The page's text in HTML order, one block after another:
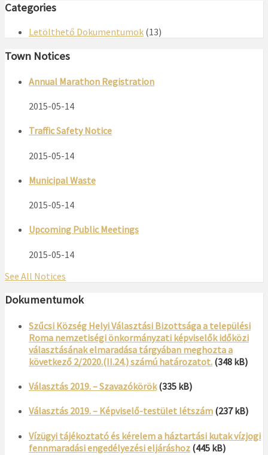
Categories
Letölthető Dokumentumok (13)
Town Notices
Annual Marathon Registration
2015-05-14
Traffic Safety Notice
2015-05-14
Municipal Waste
2015-05-14
Upcoming Public Meetings
2015-05-14
See All Notices
Dokumentumok
Szűcsi Község Helyi Választási Bizottsága a települési
Roma nemzetiségi önkormányzati képviselők időközi
választásának elmaradása tárgyában meghozta a
következő 2/2020.(II.24.) számú határozatot. (348 kB)
Választás 2019. – Szavazókörök (335 kB)
Választás 2019. – Képviselő-testület létszám (237 kB)
Vízügyi tájékoztató és kérelem a háztartási kutak vízjogi
fennmaradási engedélyezési eljáráshoz (445 kB)